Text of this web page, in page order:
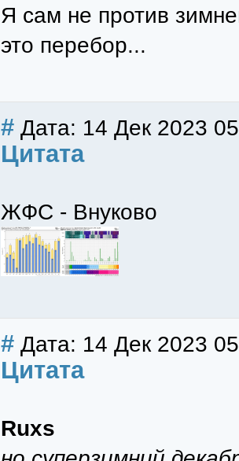
Я сам не против
это перебор...
# Дата: 14 Дек 2023
Цитата
ЖФС - Внуково
# Дата: 14 Дек 2023
Цитата
Ruxs